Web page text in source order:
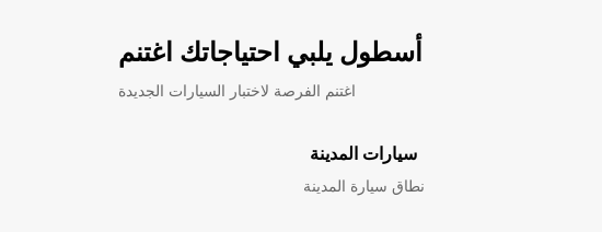
أسطول يلبي احتياجاتك اغتنم
اغتنم الفرصة لاختبار السيارات الجديدة
سيارات المدينة
نطاق سيارة المدينة